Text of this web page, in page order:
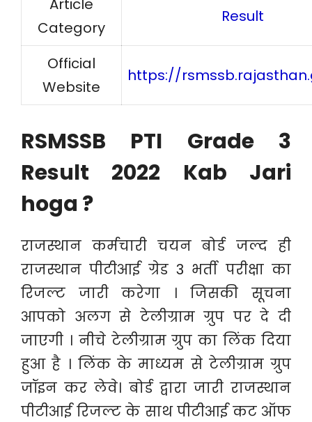
Article
Category
Result
Official
Website
https://
RSMSSB PTI Grade 3
Result 2022 Kab Jari
hoga ?
राजस्थान कर्मचारी चयन बोर्ड जल्द ही
राजस्थान पीटीआई ग्रेड 3 भर्ती परीक्षा का
रिजल्ट जारी करेगा । जिसकी सूचना
आपको अलग से टेलीग्राम ग्रुप पर दे दी
जाएगी । नीचे टेलीग्राम ग्रुप का लिंक दिया
हुआ है । लिंक के माध्यम से टेलीग्राम ग्रुप
जॉइन कर लेवे। बोर्ड द्वारा जारी राजस्थान
पीटीआई रिजल्ट के साथ पीटीआई कट ऑफ